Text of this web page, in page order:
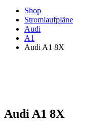
Shop
Stromlaufpläne
Audi
A1
Audi A1 8X
Audi A1 8X